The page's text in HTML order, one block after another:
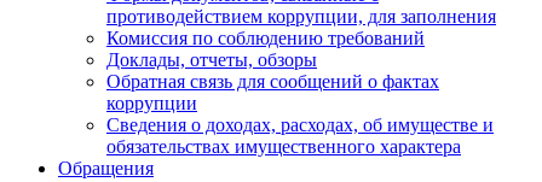
противодействием коррупции, для заполнения
Комиссия по соблюдению требований
Доклады, отчеты, обзоры
Обратная связь для сообщений о фактах
коррупции
Сведения о доходах, расходах, об имуществе и
обязательствах имущественного характера
Обращения